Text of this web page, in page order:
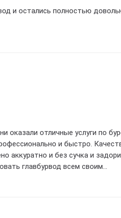
и остались полностью
оказали отличные услуги по
и быстро.
аккуратно и без сучка и
главбурвод всем своим